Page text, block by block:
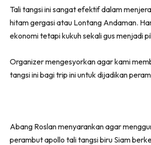
Tali tangsi ini sangat efektif dalam
hitam gergasi atau Lontang Andaman.
ekonomi tetapi kukuh sekali gus menjadi
Organizer mengesyorkan agar kami
tangsi ini bagi trip ini untuk dijadikan
Abang Roslan menyarankan agar
perambut apollo tali tangsi biru Siam